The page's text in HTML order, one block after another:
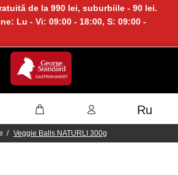
de la 990 lei, suburbiile - 90 lei.
Lu - Vi: 09:00 - 18:00, S: 09:00 -
Ru
Veggie Balls NATURLI 300g